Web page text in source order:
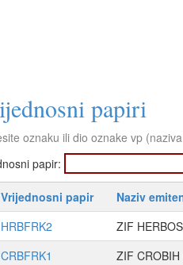
papiri
oznaku ili dio oznake vp
papir:
Vrijednosni papir
Naziv
HRBFRK2
ZIF
CRBFRK1
ZIF